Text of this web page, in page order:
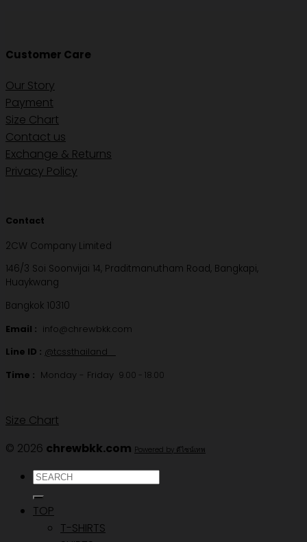
Customer Care
Our Story
Payment
Size Chart
Contact us
Exchange & Returns
Privacy Policy
Contact
2CW Company Limited
146/3 Soi Soonvijai 14, Praditmanutham Road, Bangkapi,
Huaykwang
Bangkok 10310
Email : info@chrewbkk.com
Line ID : @tcssthailand
Time : Monday - Friday 9.00 - 18.00
Size Chart
© 2026 chrewbkk.com Powered by ดีไซน์เทพ
ค้นหา:
TOP
T-SHIRTS